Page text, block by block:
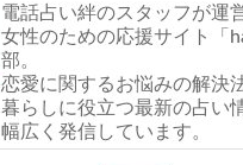
電話占い絆のスタッフが運
女性のための応援サイト「
部。
恋愛に関するお悩みの解決
暮らしに役立つ最新の占い
幅広く発信しています。